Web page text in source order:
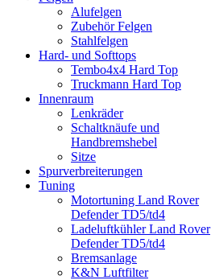
Alufelgen
Zubehör Felgen
Stahlfelgen
Hard- und Softtops
Tembo4x4 Hard Top
Truckmann Hard Top
Innenraum
Lenkräder
Schaltknäufe und
Handbremshebel
Sitze
Spurverbreiterungen
Tuning
Motortuning Land Rover
Defender TD5/td4
Ladeluftkühler Land Rover
Defender TD5/td4
Bremsanlage
K&N Luftfilter